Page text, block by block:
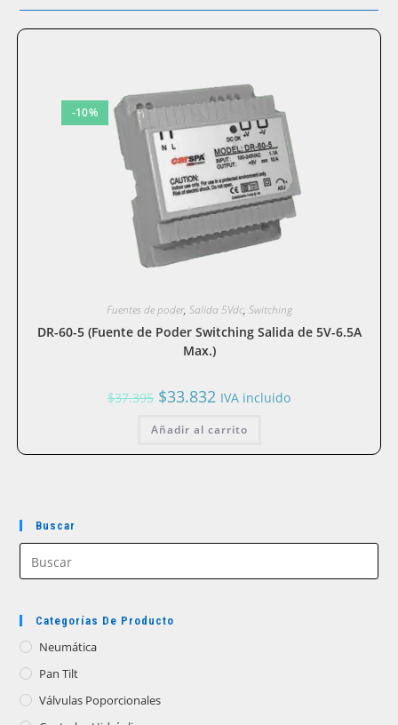
-10%
Fuentes de poder, Salida 5Vdc, Switching
DR-60-5 (Fuente de Poder Switching Salida de 5V-6.5A
Max.)
$37.395 El
precio
era:
$33.832 El
precio
es:
IVA incluido
Añadir al carrito
Buscar
Categorías De Producto
Neumática
Pan Tilt
Válvulas Poporcionales